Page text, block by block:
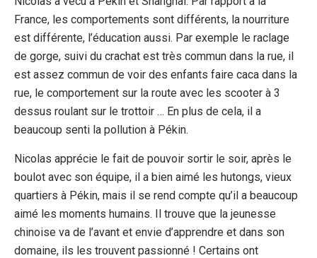
France, les comportements sont différents, la nourriture
est différente, l’éducation aussi. Par exemple le raclage
de gorge, suivi du crachat est très commun dans la rue, il
est assez commun de voir des enfants faire caca dans la
rue, le comportement sur la route avec les scooter à 3
dessus roulant sur le trottoir … En plus de cela, il a
beaucoup senti la pollution à Pékin.
Nicolas apprécie le fait de pouvoir sortir le soir, après le
boulot avec son équipe, il a bien aimé les hutongs, vieux
quartiers à Pékin, mais il se rend compte qu’il a beaucoup
aimé les moments humains. Il trouve que la jeunesse
chinoise va de l’avant et envie d’apprendre et dans son
domaine, ils les trouvent passionné ! Certains ont